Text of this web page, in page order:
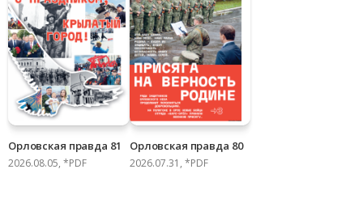
Орловская правда 81
2026.08.05, *PDF
Орловская правда 80
2026.07.31, *PDF